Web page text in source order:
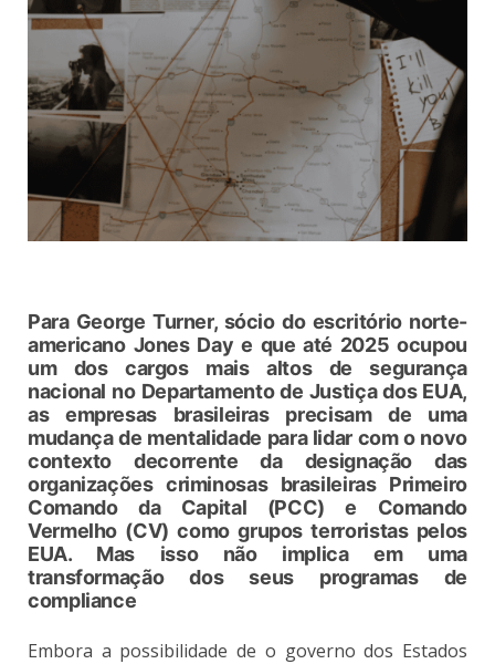
Para George Turner, sócio do escritório norte-
americano Jones Day e que até 2025 ocupou
um dos cargos mais altos de segurança
nacional no Departamento de Justiça dos EUA,
as empresas brasileiras precisam de uma
mudança de mentalidade para lidar com o novo
contexto decorrente da designação das
organizações criminosas brasileiras Primeiro
Comando da Capital (PCC) e Comando
Vermelho (CV) como grupos terroristas pelos
EUA. Mas isso não implica em uma
transformação dos seus programas de
compliance
Embora a possibilidade de o governo dos Estados